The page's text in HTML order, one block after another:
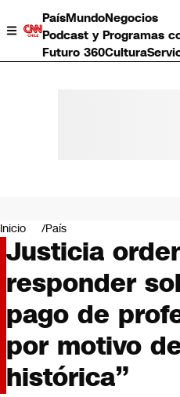
PaísMundoNegocios
Podcast y Programas
Futuro 360Cultura
Negocios
Deportes
Programas completos
Cultura
Servicios
Bits
CNN Data
CNN tiempo
Futuro 360
Opinión
Inicio País
Justicia
responder
pago de
por motivo
histórica”